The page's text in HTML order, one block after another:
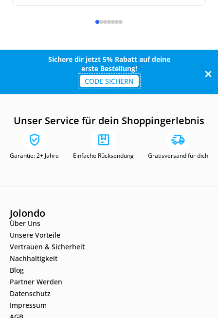
Sichere dir jetzt 5% Rabatt auf deine
erste Bestellung!
CODE SICHERN
Unser Service für dein Shoppingerlebnis
Garantie: 2+ Jahre Einfache Rücksendung Gratisversand für dich
Jolondo
Über Uns
Unsere Vorteile
Vertrauen & Sicherheit
Nachhaltigkeit
Blog
Partner Werden
Datenschutz
Impressum
AGB